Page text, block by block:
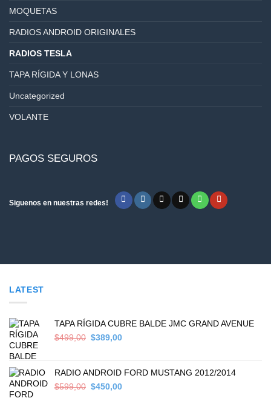
MOQUETAS
RADIOS ANDROID ORIGINALES
RADIOS TESLA
TAPA RÍGIDA Y LONAS
Uncategorized
VOLANTE
PAGOS SEGUROS
Siguenos en nuestras redes!
LATEST
TAPA RÍGIDA CUBRE BALDE JMC GRAND AVENUE
$499,00 Original
$499,00.
$389,00Current
$389,00.
RADIO ANDROID FORD MUSTANG 2012/2014
$599,00 Original
$450,00Current